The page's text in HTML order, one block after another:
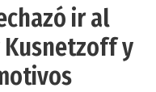
ir al
Kusnetzoff y